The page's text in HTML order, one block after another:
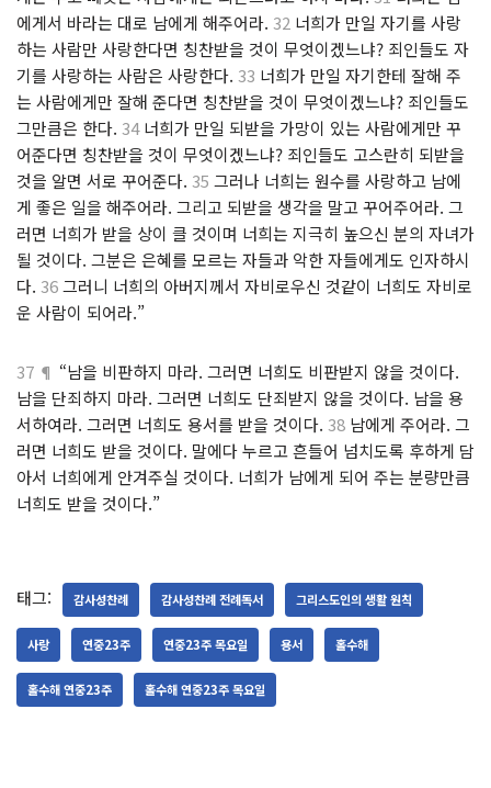
에게서 바라는 대로 남에게 해주어라. 32 너희가 만일 자기를 사랑
하는 사람만 사랑한다면 칭찬받을 것이 무엇이겠느냐? 죄인들도 자
기를 사랑하는 사람은 사랑한다. 33 너희가 만일 자기한테 잘해 주
는 사람에게만 잘해 준다면 칭찬받을 것이 무엇이겠느냐? 죄인들도
그만큼은 한다. 34너희가 만일 되받을 가망이 있는 사람에게만 꾸
어준다면 칭찬받을 것이 무엇이겠느냐? 죄인들도 고스란히 되받을
것을 알면 서로 꾸어준다. 35 그러나 너희는 원수를 사랑하고 남에
게 좋은 일을 해주어라. 그리고 되받을 생각을 말고 꾸어주어라. 그
러면 너희가 받을 상이 클 것이며 너희는 지극히 높으신 분의 자녀가
될 것이다. 그분은 은혜를 모르는 자들과 악한 자들에게도 인자하시
다. 36그러니 너희의 아버지께서 자비로우신 것같이 너희도 자비로
운 사람이 되어라.”
37 ¶ “남을 비판하지 마라. 그러면 너희도 비판받지 않을 것이다.
남을 단죄하지 마라. 그러면 너희도 단죄받지 않을 것이다. 남을 용
서하여라. 그러면 너희도 용서를 받을 것이다. 38 남에게 주어라. 그
러면 너희도 받을 것이다. 말에다 누르고 흔들어 넘치도록 후하게 담
아서 너희에게 안겨주실 것이다. 너희가 남에게 되어 주는 분량만큼
너희도 받을 것이다.”
태그: 감사성찬례 감사성찬례 전례독서 그리스도인의 생활 원칙
사랑 연중23주 연중23주 목요일 용서 홀수해
홀수해 연중23주 홀수해 연중23주 목요일